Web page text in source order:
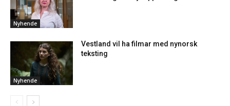
Nyhende
Nyhende
Vestland vil ha filmar med nynorsk
teksting